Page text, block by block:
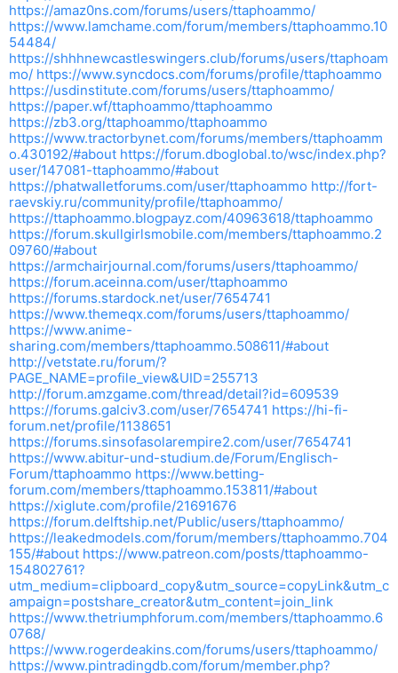
https://amaz0ns.com/forums/users/ttaphoammo/
https://www.lamchame.com/forum/members/ttaphoammo.10
54484/
https://shhhnewcastleswingers.club/forums/users/ttaphoam
mo/ https://www.syncdocs.com/forums/profile/ttaphoammo
https://usdinstitute.com/forums/users/ttaphoammo/
https://paper.wf/ttaphoammo/ttaphoammo
https://zb3.org/ttaphoammo/ttaphoammo
https://www.tractorbynet.com/forums/members/ttaphoamm
o.430192/#about https://forum.dboglobal.to/wsc/index.php?
user/147081-ttaphoammo/#about
https://phatwalletforums.com/user/ttaphoammo http://fort-
raevskiy.ru/community/profile/ttaphoammo/
https://ttaphoammo.blogpayz.com/40963618/ttaphoammo
https://forum.skullgirlsmobile.com/members/ttaphoammo.2
09760/#about
https://armchairjournal.com/forums/users/ttaphoammo/
https://forum.aceinna.com/user/ttaphoammo
https://forums.stardock.net/user/7654741
https://www.themeqx.com/forums/users/ttaphoammo/
https://www.anime-
sharing.com/members/ttaphoammo.508611/#about
http://vetstate.ru/forum/?
PAGE_NAME=profile_view&UID=255713
http://forum.amzgame.com/thread/detail?id=609539
https://forums.galciv3.com/user/7654741 https://hi-fi-
forum.net/profile/1138651
https://forums.sinsofasolarempire2.com/user/7654741
https://www.abitur-und-studium.de/Forum/Englisch-
Forum/ttaphoammo https://www.betting-
forum.com/members/ttaphoammo.153811/#about
https://xiglute.com/profile/21691676
https://forum.delftship.net/Public/users/ttaphoammo/
https://leakedmodels.com/forum/members/ttaphoammo.704
155/#about https://www.patreon.com/posts/ttaphoammo-
154802761?
utm_medium=clipboard_copy&utm_source=copyLink&utm_c
ampaign=postshare_creator&utm_content=join_link
https://www.thetriumphforum.com/members/ttaphoammo.6
0768/
https://www.rogerdeakins.com/forums/users/ttaphoammo/
https://www.pintradingdb.com/forum/member.php?